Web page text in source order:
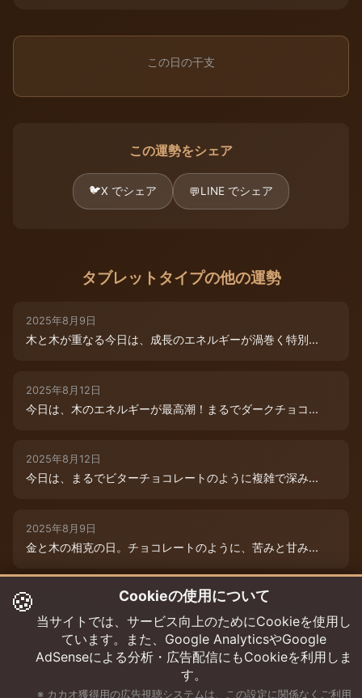
この日の干支
この運勢をシェア
🐦X でシェア 💬LINE でシェア
タブレットタイプの他の運勢
2025年8月9日
木と木が重なる今日は、成長のエネルギーが渦巻く特別...
2025年8月12日
今日は、木のエネルギーが最高潮！まるでダークチョコ...
2025年8月12日
今日は、まるでビターチョコレートのように複雑で深み...
2025年8月9日
金と木の相克の日。チョコレートのように、苦みと甘み...
2025年8月12日
本日は、木のエネルギーが重なり、成長と可能性の扉が...
🍪 Cookieの使用について
当サイトでは、サービス向上のためにCookieを使用し
ています。また、Google AnalyticsやGoogle
AdSenseによる分析・広告配信にもCookieを利用しま
す。
※ カカオ獲得用の広告視聴システムは、この設定に関係なくご利用